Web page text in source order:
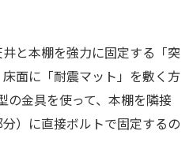
と本棚を強力に固定する「突
面に「耐震マット」を敷く方
の金具を使って、本棚を隣接
）に直接ボルトで固定するの